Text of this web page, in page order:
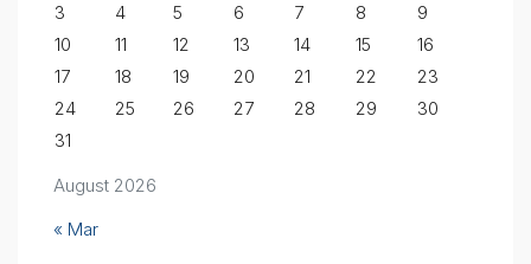
August 2026
3
4 5 6 7 8
9
10
11 12 13 14 15
16
17
18 19 20 21 22
23
24
25 26 27 28 29
30
31
« Mar